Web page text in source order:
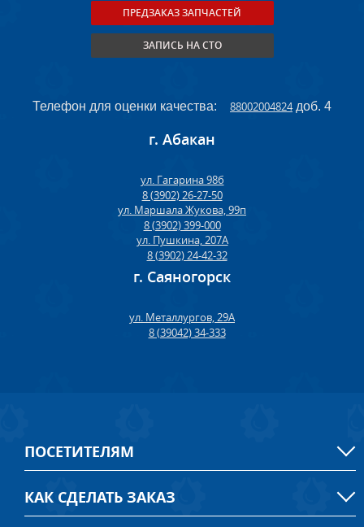
ПРЕДЗАКАЗ ЗАПЧАСТЕЙ
ЗАПИСЬ НА СТО
Телефон для оценки качества: 88002004824доб. 4
г. Абакан
ул. Гагарина 98б
8 (3902) 26-27-50
ул. Маршала Жукова, 99п
8 (3902) 399-000
ул. Пушкина, 207А
8 (3902) 24-42-32
г. Саяногорск
ул. Металлургов, 29А
8 (39042) 34-333
ПОСЕТИТЕЛЯМ
КАК СДЕЛАТЬ ЗАКАЗ